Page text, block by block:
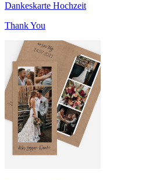
Dankeskarte Hochzeit
Thank You